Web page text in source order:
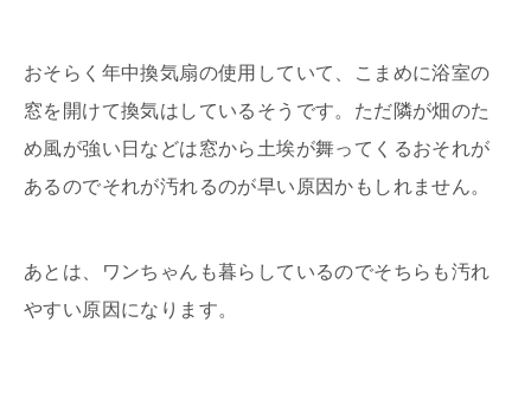
おそらく年中換気扇の使用していて、こまめに浴室の
窓を開けて換気はしているそうです。ただ隣が畑のた
め風が強い日などは窓から土埃が舞ってくるおそれが
あるのでそれが汚れるのが早い原因かもしれません。
あとは、ワンちゃんも暮らしているのでそちらも汚れ
やすい原因になります。